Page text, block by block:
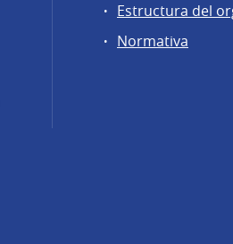
Estructura del
Normativa